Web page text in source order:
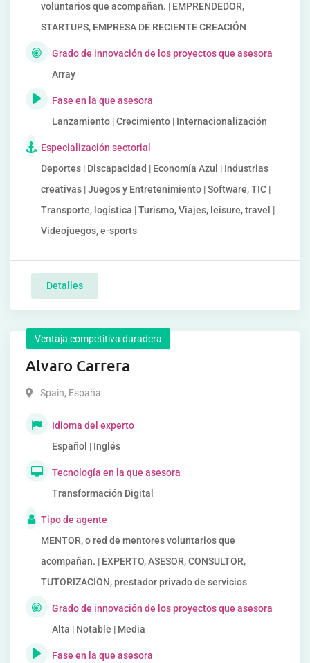
voluntarios que acompañan. | EMPRENDEDOR,
STARTUPS, EMPRESA DE RECIENTE CREACIÓN
Grado de innovación de los proyectos que asesora
Array
Fase en la que asesora
Lanzamiento | Crecimiento | Internacionalización
Especialización sectorial
Deportes | Discapacidad | Economía Azul | Industrias
creativas | Juegos y Entretenimiento | Software, TIC |
Transporte, logística | Turismo, Viajes, leisure, travel |
Videojuegos, e-sports
Detalles
Ventaja competitiva duradera
Alvaro Carrera
Spain, España
Idioma del experto
Español | Inglés
Tecnología en la que asesora
Transformación Digital
Tipo de agente
MENTOR, o red de mentores voluntarios que
acompañan. | EXPERTO, ASESOR, CONSULTOR,
TUTORIZACION, prestador privado de servicios
Grado de innovación de los proyectos que asesora
Alta | Notable | Media
Fase en la que asesora